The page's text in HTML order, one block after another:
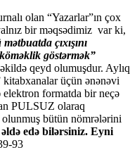
olan “Yazarlar”ın çox
bir məqsədimiz var ki,
çıxışını
göstәrmәk”
qeyd olumuşdur. Aylıq
üçün ənənəvi
formatda bir neçə
PULSUZ olaraq
olunmuş bütün nömrələrini
edə bilərsiniz. Eyni
93